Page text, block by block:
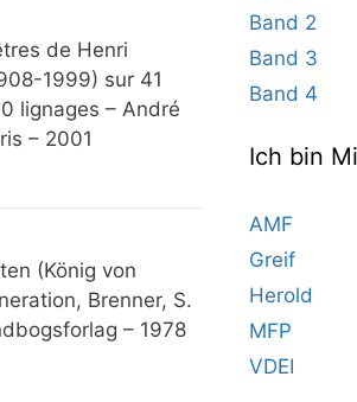
de Henri
1999) sur 41
lignages – André
– 2001
(König von
Brenner, S.
– 1978
Band 2
Band 3
Band 4
Ich bin
AMF
Greif
Herold
MFP
VDEI